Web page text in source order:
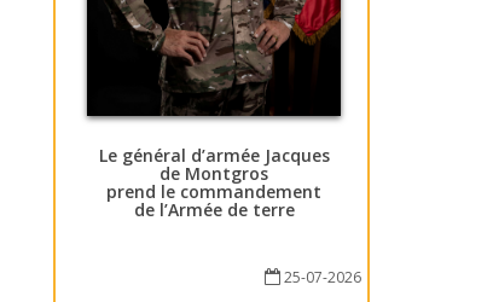
Le général d’armée Jacques
de Montgros
prend le commandement
de l’Armée de terre
25-07-2026